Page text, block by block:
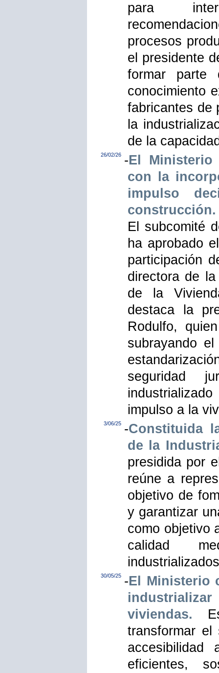
para
procesos
el presidente
formar parte
conocimiento
fabricantes de
la
de la
26/02/26 -El Ministerio
con la
impulso
construcción.
El subcomité
ha aprobado
participación
directora de
de la
destaca la
Rodulfo,
subrayando
seguridad
impulso a la
3/06/25 -Constituida
de la
presidida por
reúne a
objetivo de
y garantizar
como objetivo
calidad
30/05/25 -El Ministerio
viviendas.
transformar
accesibilidad
eficientes,